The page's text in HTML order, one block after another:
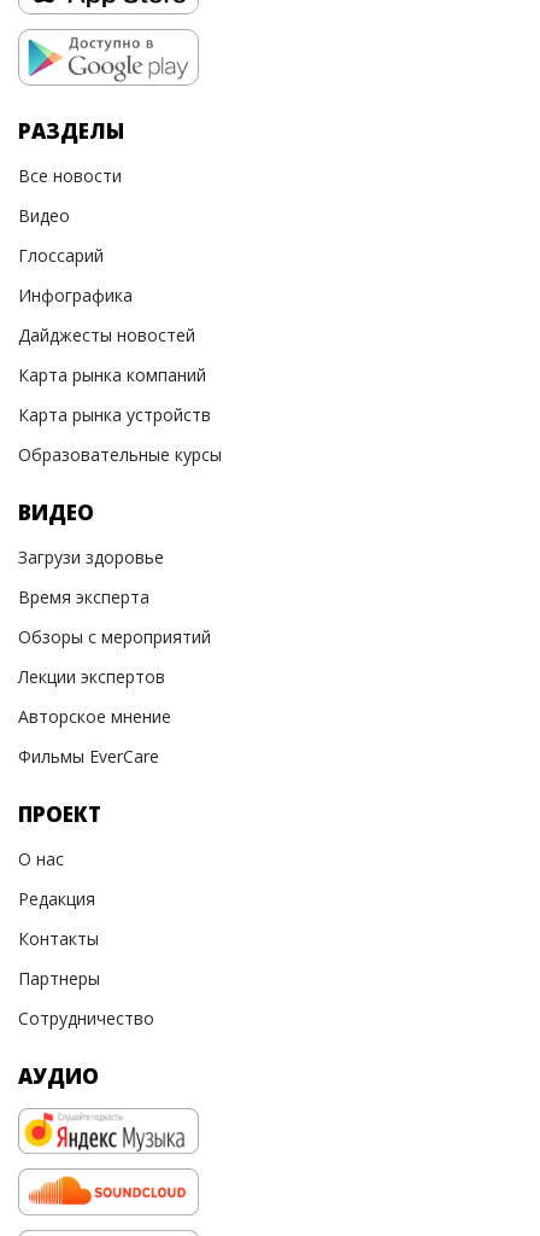
РАЗДЕЛЫ
Все новости
Видео
Глоссарий
Инфографика
Дайджесты новостей
Карта рынка компаний
Карта рынка устройств
Образовательные курсы
ВИДЕО
Загрузи здоровье
Время эксперта
Обзоры с мероприятий
Лекции экспертов
Авторское мнение
Фильмы EverCare
ПРОЕКТ
О нас
Редакция
Контакты
Партнеры
Сотрудничество
АУДИО